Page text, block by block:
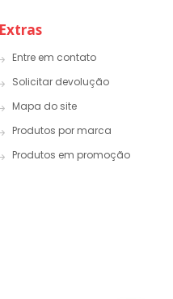
Extras
Entre em contato
Solicitar devolução
Mapa do site
Produtos por marca
Produtos em promoção